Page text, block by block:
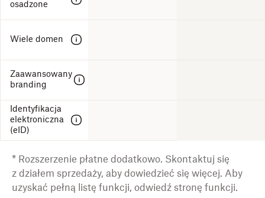
osadzone
Wiele domen
Zaawansowany
branding
Identyfikacja
elektroniczna
(eID)
* Rozszerzenie płatne dodatkowo. Skontaktuj się
z działem sprzedaży, aby dowiedzieć się więcej. Aby
uzyskać pełną listę funkcji, odwiedź stronę funkcji.